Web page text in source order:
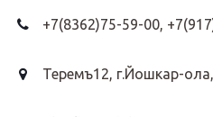
+7(8362)75-59-00,
Теремъ12, г.Йошкар-